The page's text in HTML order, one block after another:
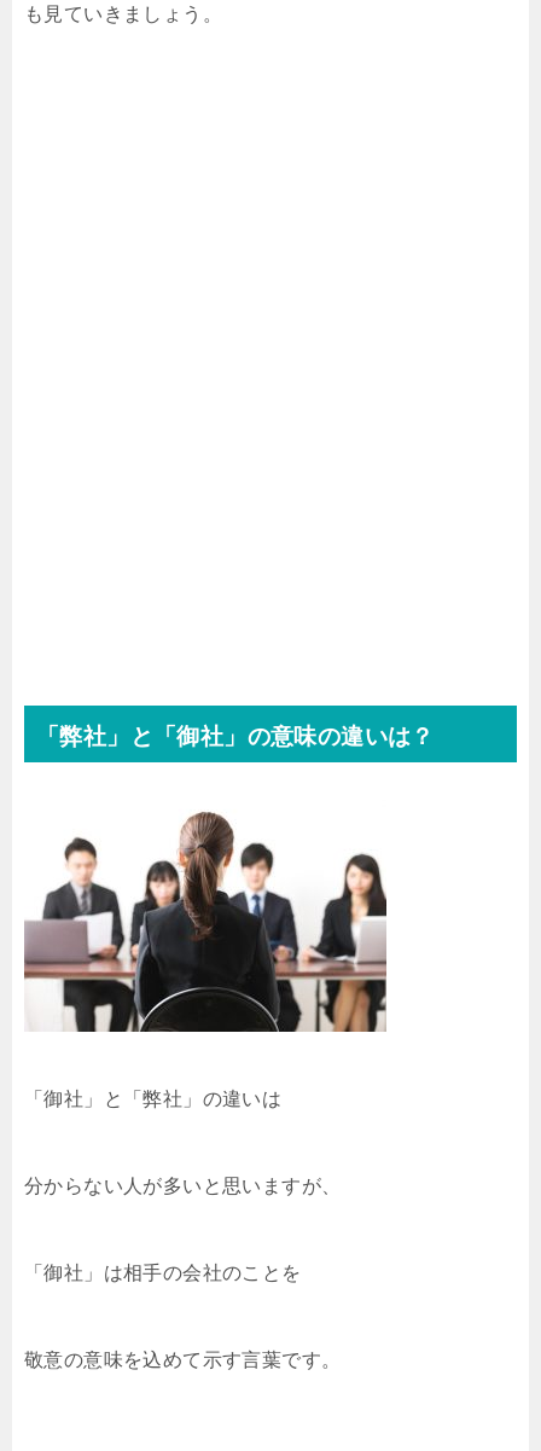
も見ていきましょう。
「弊社」と「御社」の意味の違いは？
「御社」と「弊社」の違いは
分からない人が多いと思いますが、
「御社」は相手の会社のことを
敬意の意味を込めて示す言葉です。